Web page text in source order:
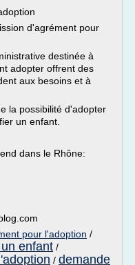
d'agrément pour
destinée à
adopter offrent des
aux besoins et à
la possibilité d'adopter
un enfant.
dans le Rhône:
pour l'adoption /
enfant /
/ demande